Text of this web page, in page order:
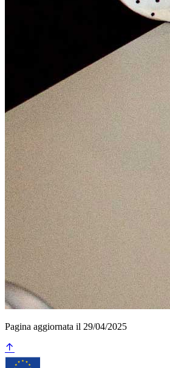
Pagina aggiornata il 29/04/2025